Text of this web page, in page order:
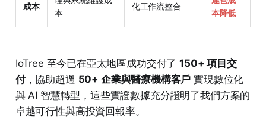
成本
本
化工作流整合
本降低
IoTree 至今已在亞太地區成功交付了150+ 項目交
付，協助超過 50+ 企業與醫療機構客戶 實現數位化
與 AI 智慧轉型，這些實證數據充分證明了我們方案的
卓越可行性與高投資回報率。